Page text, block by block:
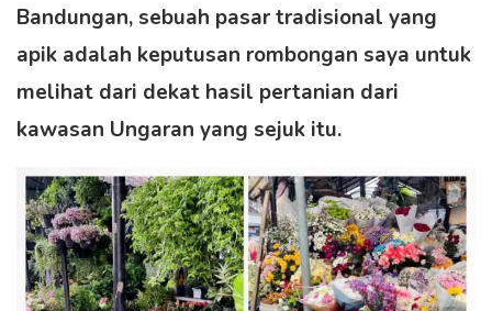
Bandungan, sebuah pasar tradisional yang
apik adalah keputusan rombongan saya untuk
melihat dari dekat hasil pertanian dari
kawasan Ungaran yang sejuk itu.